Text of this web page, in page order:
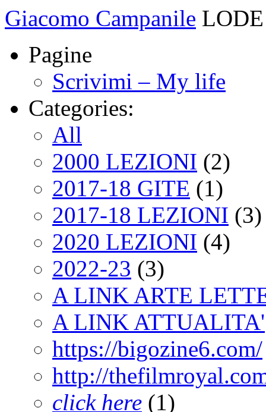
Giacomo Campanile
Pagine
Scrivimi – My life
Categories:
All
2000 LEZIONI (2)
2017-18 GITE (1)
2017-18 LEZIONI (3)
2020 LEZIONI (4)
2022-23 (3)
A LINK ARTE
A LINK ATTUALITA'
https://bigozine6.com/
http://
click here (1)